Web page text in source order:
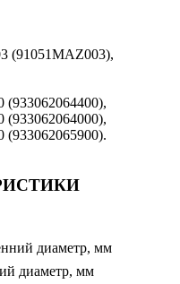
(91051MAZ003),
(933062064400),
(933062064000),
(933062065900).
диаметр, мм
диаметр, мм